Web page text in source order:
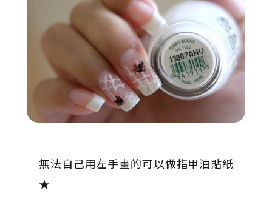
無法自己用左手畫的可以做指甲油貼紙
★